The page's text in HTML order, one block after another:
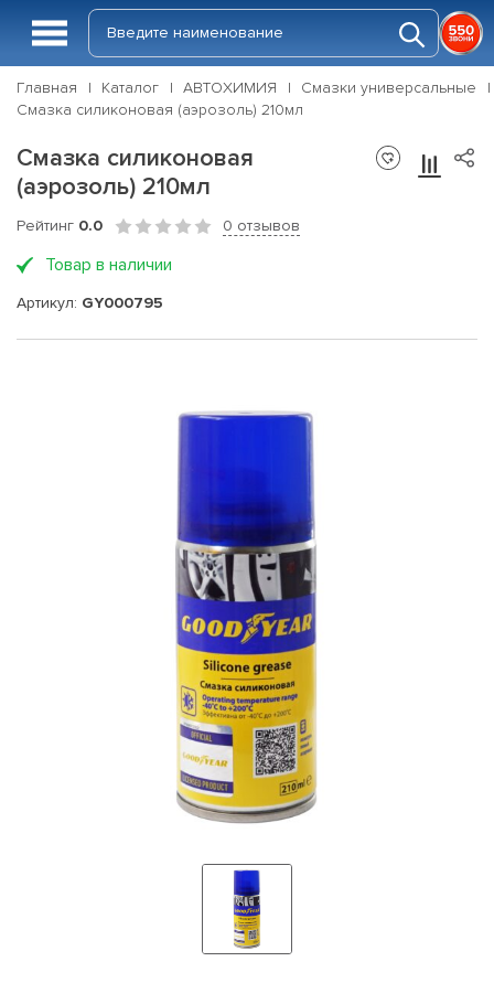
Главная Каталог АВТОХИМИЯ
Смазки универсальные
Смазка силиконовая (аэрозоль) 210мл
Смазка силиконовая
(аэрозоль) 210мл
Рейтинг 0.0 0 отзывов
Товар в наличии
Артикул: GY000795